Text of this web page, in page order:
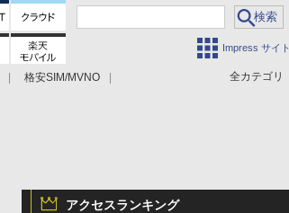
Impress サイト
全カテゴリ
格安SIM/MVNO
アクセスランキング